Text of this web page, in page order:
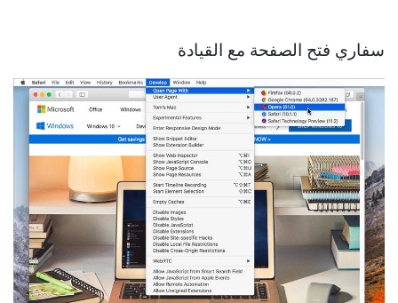
سفاري فتح الصفحة مع القيادة